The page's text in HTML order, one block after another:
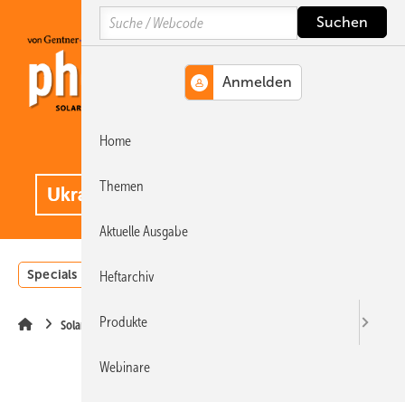
Hauptinhalt
Hauptmenü
SiteSearch
Specials Einstrahlungsatlas
Solarspeicher
Search
Home
Themen
Aktuelle Ausgabe
Heftarchiv
Produkte
Webinare